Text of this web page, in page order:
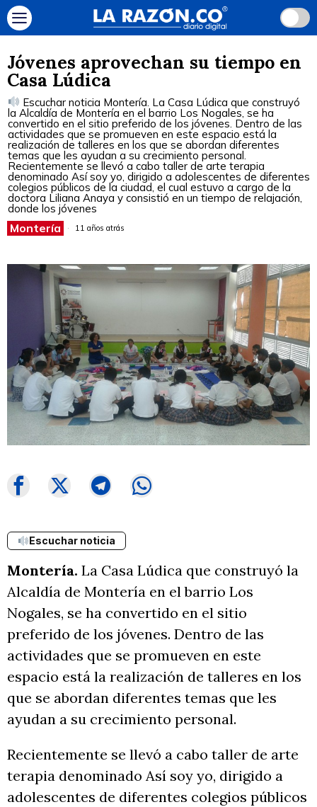
Jóvenes aprovechan su tiempo en
Casa Lúdica
Escuchar noticia Montería. La Casa Lúdica que construyó
la Alcaldía de Montería en el barrio Los Nogales, se ha
convertido en el sitio preferido de los jóvenes. Dentro de las
actividades que se promueven en este espacio está la
realización de talleres en los que se abordan diferentes
temas que les ayudan a su crecimiento personal.
Recientemente se llevó a cabo taller de arte terapia
denominado Así soy yo, dirigido a adolescentes de diferentes
colegios públicos de la ciudad, el cual estuvo a cargo de la
doctora Liliana Anaya y consistió en un tiempo de relajación,
donde los jóvenes
Montería 11 años atrás
Escuchar noticia
Montería. La Casa Lúdica que construyó la
Alcaldía de Montería en el barrio Los
Nogales, se ha convertido en el sitio
preferido de los jóvenes. Dentro de las
actividades que se promueven en este
espacio está la realización de talleres en los
que se abordan diferentes temas que les
ayudan a su crecimiento personal.
Recientemente se llevó a cabo taller de arte
terapia denominado Así soy yo, dirigido a
adolescentes de diferentes colegios públicos